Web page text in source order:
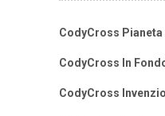
CodyCross Pianeta
CodyCross In
CodyCross